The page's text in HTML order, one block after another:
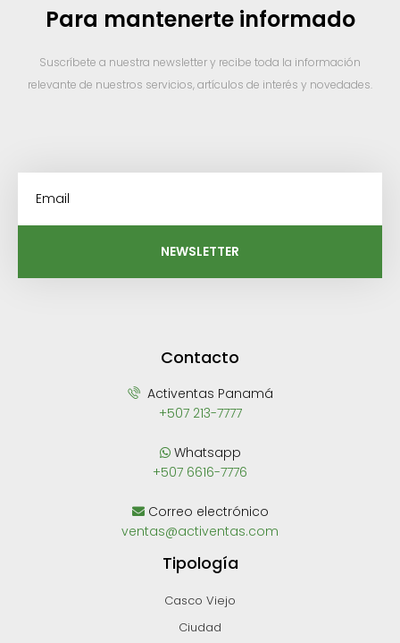
Para mantenerte informado
Suscríbete a nuestra newsletter y recibe toda la información
relevante de nuestros servicios, artículos de interés y novedades.
NEWSLETTER
Contacto
Activentas Panamá
+507 213-7777
Whatsapp
+507 6616-7776
Correo electrónico
ventas@activentas.com
Tipología
Casco Viejo
Ciudad